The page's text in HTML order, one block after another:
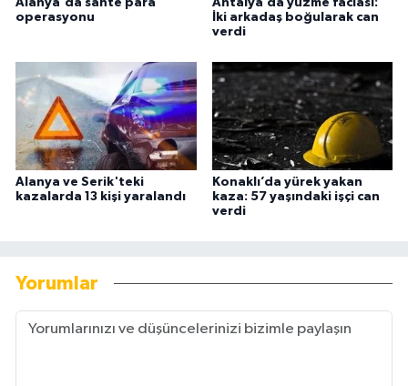
Alanya'da sahte para
operasyonu
Antalya’da yüzme faciası:
İki arkadaş boğularak can
verdi
Alanya ve Serik'teki
kazalarda 13 kişi yaralandı
Konaklı’da yürek yakan
kaza: 57 yaşındaki işçi can
verdi
Yorumlar